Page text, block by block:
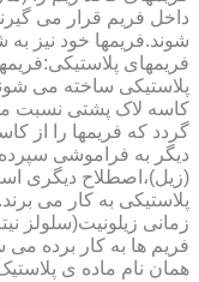
داخل فریم قرار می
شوند.فریمها خود نیز
فریمهای
پلاستیکی ساخته می
کاسه لاک پشتی نسبت
گردد که فریمها را از
دیگر به فراموشی
(زیل)،اصطلاح دیگری
پلاستیکی به کار می
زمانی زیلونیت(سلولز
فریم ها به کار برده می
همان نام ماده ی